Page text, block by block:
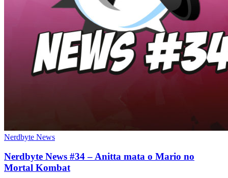
Nerdbyte News
Nerdbyte News #34 – Anitta mata o Mario no
Mortal Kombat